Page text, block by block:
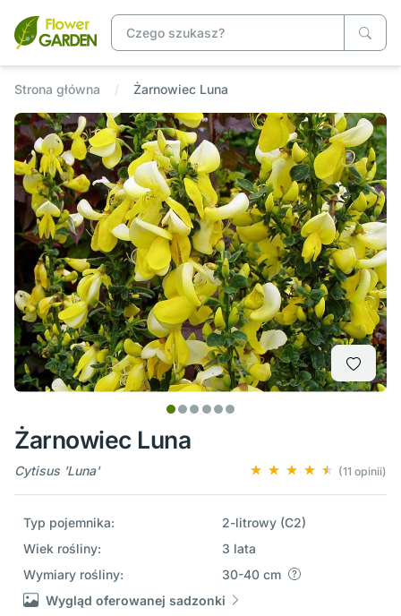
Strona główna Żarnowiec Luna
Żarnowiec Luna
Cytisus 'Luna' (11 opinii)
Typ pojemnika:
2-litrowy (C2)
Wiek rośliny:
3 lata
Wymiary rośliny:
30-40 cm
Wygląd oferowanej sadzonki